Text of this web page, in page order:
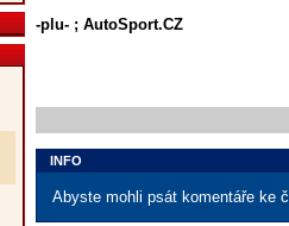
-plu- ; AutoSport.CZ
INFO
Abyste mohli psát komentáře ke